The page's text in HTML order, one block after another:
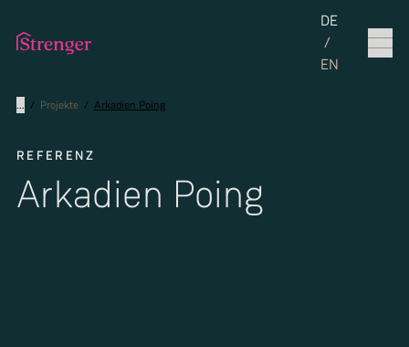
Set the
DE
/
EN
... / Projekte / Arkadien Poing
REFERENZ
Arkadien Poing